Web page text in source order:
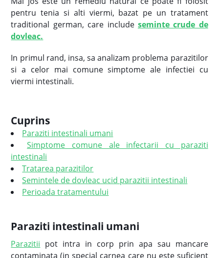
pentru tenia si alti viermi, bazat pe un tratament
traditional german, care include seminte crude de
dovleac.
In primul rand, insa, sa analizam problema parazitilor
si a celor mai comune simptome ale infectiei cu
viermi intestinali.
Cuprins
Paraziti intestinali umani
Simptome comune ale infectarii cu paraziti
intestinali
Tratarea parazitilor
Semintele de dovleac ucid parazitii intestinali
Perioada tratamentului
Paraziti intestinali umani
Parazitii pot intra in corp prin apa sau mancare
contaminata (in special carnea care nu este suficient